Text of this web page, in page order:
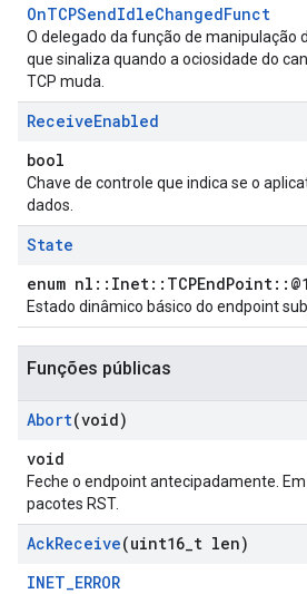
OnTCPSendIdleChangedFunct
O delegado da função de manipulação
que sinaliza quando a ociosidade do
TCP muda.
ReceiveEnabled
bool
Chave de controle que indica se o
dados.
State
enum
Estado dinâmico básico do endpoint
Funções públicas
Abort(void)
void
Feche o endpoint antecipadamente.
pacotes RST.
AckReceive(uint16 t len)
INET_ERROR